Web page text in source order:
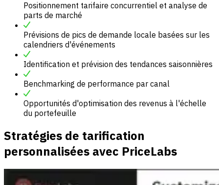
Positionnement tarifaire concurrentiel et analyse de
parts de marché
Prévisions de pics de demande locale basées sur les
calendriers d'événements
Identification et prévision des tendances saisonnières
Benchmarking de performance par canal
Opportunités d'optimisation des revenus à l'échelle
du portefeuille
Stratégies de tarification
personnalisées avec PriceLabs